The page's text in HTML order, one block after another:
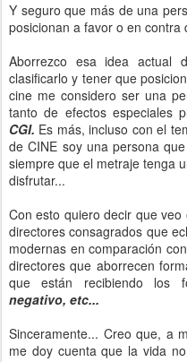
Y seguro que más de una
posicionan a favor o en
Aborrezco esa idea actual
clasificarlo y tener que
cine me considero ser una
tanto de efectos especiales
CGI. Es más, incluso con el
de CINE soy una persona
siempre que el metraje tenga
disfrutar...
Con esto quiero decir que
directores consagrados que
modernas en comparación
directores que aborrecen
que están recibiendo los
negativo, etc...
Sinceramente... Creo que, a
me doy cuenta que la vida